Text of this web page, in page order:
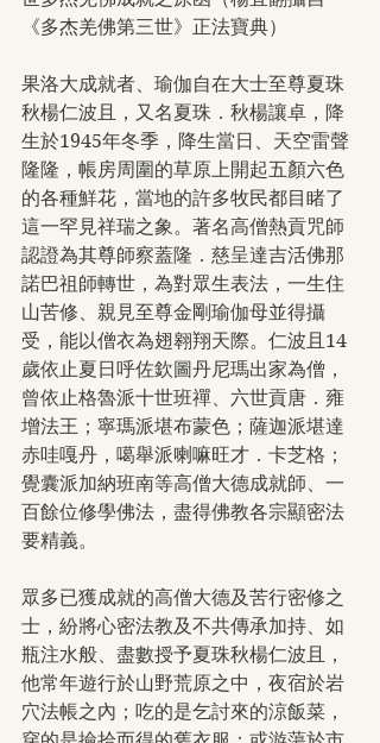
《多杰羌佛第三世》正法寶典）
果洛大成就者、瑜伽自在大士至尊夏珠
秋楊仁波且，又名夏珠．秋楊讓卓，降
生於1945年冬季，降生當日、天空雷聲
隆隆，帳房周圍的草原上開起五顏六色
的各種鮮花，當地的許多牧民都目睹了
這一罕見祥瑞之象。著名高僧熱貢咒師
認證為其尊師察蓋隆．慈呈達吉活佛那
諾巴祖師轉世，為對眾生表法，一生住
山苦修、親見至尊金剛瑜伽母並得攝
受，能以僧衣為翅翱翔天際。仁波且14
歲依止夏日呼佐欽圖丹尼瑪出家為僧，
曾依止格魯派十世班禪、六世貢唐．雍
增法王；寧瑪派堪布蒙色；薩迦派堪達
赤哇嘎丹，噶舉派喇嘛旺才．卡芝格；
覺囊派加納班南等高僧大德成就師、一
百餘位修學佛法，盡得佛教各宗顯密法
要精義。
眾多已獲成就的高僧大德及苦行密修之
士，紛將心密法教及不共傳承加持、如
瓶注水般、盡數授予夏珠秋楊仁波且，
他常年遊行於山野荒原之中，夜宿於岩
穴法帳之內；吃的是乞討來的涼飯菜，